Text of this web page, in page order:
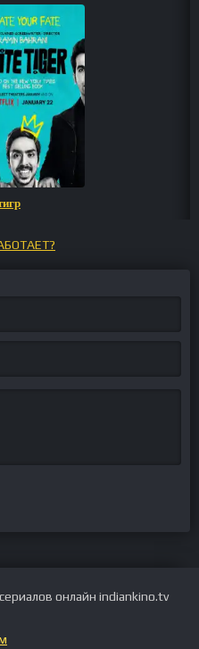
онлайн indiankino.tv